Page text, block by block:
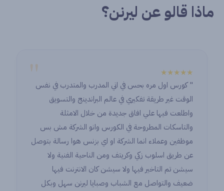
ماذا قالو عن ليرنن؟
"اول مره بحس في اني المدرب والمتدرب في نفس
غير طريقة تفكيري في عالم البراندينج والتسويق
فيها علي افاق جديدة من خلال الامثلة
المطروحة في الكورس وانو الشركة مش بس
وعملاء انما الشركة او اي بزنس هوا رسالة بتوصل
اسلوب زكي وكريتف ومن الناحية الفنية ولا
تم التاخير فيها ولا سيشن كان الانترنت فيها
والتواصل مع الشباب وصبايا ليرنن سهل وبكل